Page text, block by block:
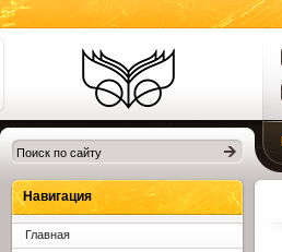
Библиотеки
Клина. Клинская
ЦБС.
Навигация
Главная